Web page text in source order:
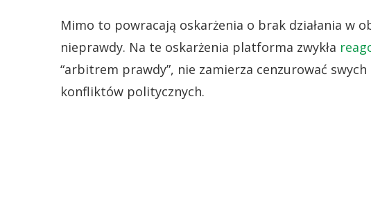
Mimo to powracają oskarżenia o brak działania w
nieprawdy. Na te oskarżenia platforma zwykła
“arbitrem prawdy”, nie zamierza cenzurować
konfliktów politycznych.